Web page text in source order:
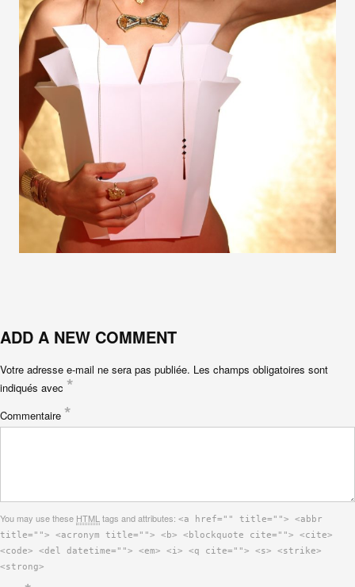
ADD A NEW COMMENT
Votre adresse e-mail ne sera pas publiée. Les champs obligatoires sont
indiqués avec *
Commentaire *
You may use these HTMLtags and attributes: <a href="" title=""> <abbr
title=""> <acronym title=""> <b> <blockquote cite=""> <cite>
<code> <del datetime=""> <em> <i> <q cite=""> <s> <strike>
<strong>